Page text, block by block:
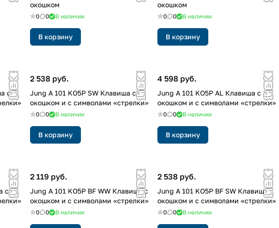
окошком
0 0 В наличии
В корзину
окошком
0 0 В наличии
В корзину
с
2 538 руб.
Jung A 101 KO5P SW Клавиша с
окошком и с символами «стрелки»
0 0 В наличии
В корзину
4 598 руб.
Jung A 101 KO5P AL Клавиша с
окошком и с символами «стрелки»
0 0 В наличии
В корзину
с
2 119 руб.
Jung A 101 KO5P BF WW Клавиша с
окошком и с символами «стрелки»
0 0 В наличии
2 538 руб.
Jung A 101 KO5P BF SW Клавиша с
окошком и с символами «стрелки»
0 0 В наличии